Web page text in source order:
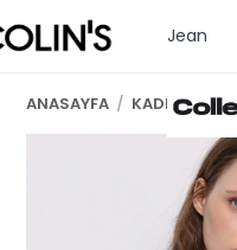
Jean
ANASAYFA / KADIN GİYİM